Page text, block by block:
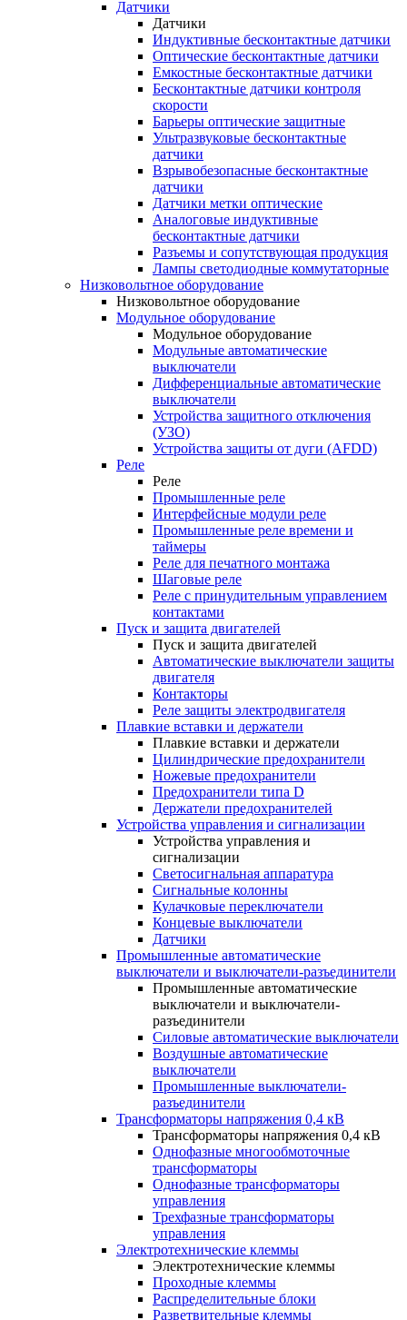
Датчики
Датчики
Индуктивные бесконтактные датчики
Оптические бесконтактные датчики
Емкостные бесконтактные датчики
Бесконтактные датчики контроля
скорости
Барьеры оптические защитные
Ультразвуковые бесконтактные
датчики
Взрывобезопасные бесконтактные
датчики
Датчики метки оптические
Аналоговые индуктивные
бесконтактные датчики
Разъемы и сопутствующая продукция
Лампы светодиодные коммутаторные
Низковольтное оборудование
Низковольтное оборудование
Модульное оборудование
Модульное оборудование
Модульные автоматические
выключатели
Дифференциальные автоматические
выключатели
Устройства защитного отключения
(УЗО)
Устройства защиты от дуги (AFDD)
Реле
Реле
Промышленные реле
Интерфейсные модули реле
Промышленные реле времени и
таймеры
Реле для печатного монтажа
Шаговые реле
Реле с принудительным управлением
контактами
Пуск и защита двигателей
Пуск и защита двигателей
Автоматические выключатели защиты
двигателя
Контакторы
Реле защиты электродвигателя
Плавкие вставки и держатели
Плавкие вставки и держатели
Цилиндрические предохранители
Ножевые предохранители
Предохранители типа D
Держатели предохранителей
Устройства управления и сигнализации
Устройства управления и
сигнализации
Светосигнальная аппаратура
Сигнальные колонны
Кулачковые переключатели
Концевые выключатели
Датчики
Промышленные автоматические
выключатели и выключатели-разъединители
Промышленные автоматические
выключатели и выключатели-
разъединители
Силовые автоматические выключатели
Воздушные автоматические
выключатели
Промышленные выключатели-
разъединители
Трансформаторы напряжения 0,4 кВ
Трансформаторы напряжения 0,4 кВ
Однофазные многообмоточные
трансформаторы
Однофазные трансформаторы
управления
Трехфазные трансформаторы
управления
Электротехнические клеммы
Электротехнические клеммы
Проходные клеммы
Распределительные блоки
Разветвительные клеммы